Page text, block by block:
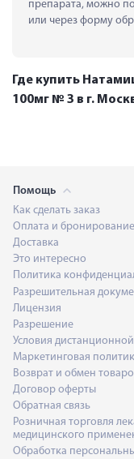
препарата, можно
или через форму
Где купить
100мг № 3 в г.
Помощь
Как сделать заказ
Оплата и бронирование
Доставка
Это интересно
Политика
Разрешительная
Лицензия
Разрешение
Условия
Маркетинговая
Возврат и обмен
Договор оферты
Обратная связь
Розничная торговля
медицинского
Обработка